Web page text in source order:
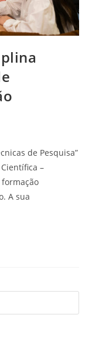
de Pesquisa”
–
A sua